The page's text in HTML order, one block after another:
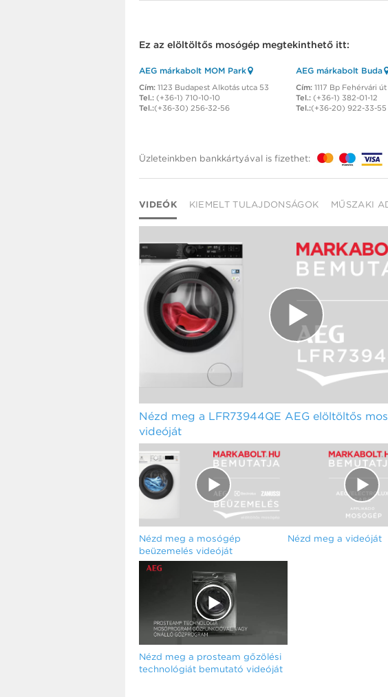
Ez az elöltöltős mosógép megtekinthető itt:
AEG márkabolt MOM Park
Cím: 1123 Budapest Alkotás utca 53
Tel.: (+36-1) 710-10-10
Tel.:(+36-30) 256-32-56
AEG márkabolt Buda
Cím: 1117 Bp Fehérvári
Tel.: (+36-1) 382-01-12
Tel.:(+36-20) 922-33-55
Üzleteinkben bankkártyával is fizethet:
VIDEÓK KIEMELT TULAJDONSÁGOK MŰSZAKI
Nézd meg a LFR73944QE AEG elöltöltős
videóját
Nézd meg a mosógép
beüzemelés videóját
Nézd meg a videóját
Nézd meg a prosteam gőzölési
technológiát bemutató videóját